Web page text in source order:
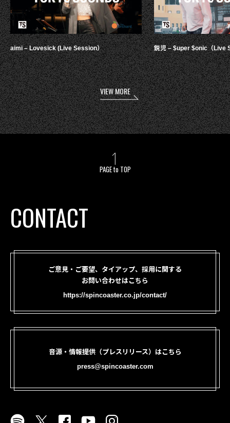
aimi – Lovesick (Live Session） 鋭児 – $uper $onic（Live
VIEW MORE
PAGE to TOP
CONTACT
ご意見・ご要望、タイアップ、採用に関する
お問い合わせはこちら
https://spincoaster.co.jp/contact/
音源・情報提供（プレスリリース）はこちら
press@spincoaster.com